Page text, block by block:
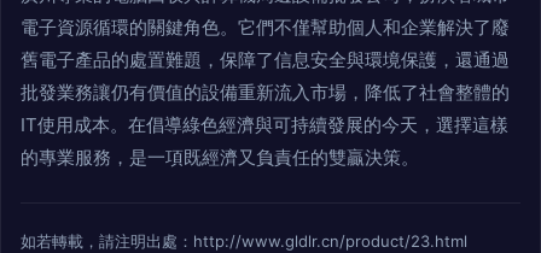
電子資源循環的關鍵角色。它們不僅幫助個人和企業解決了廢
舊電子產品的處置難題，保障了信息安全與環境保護，還通過
批發業務讓仍有價值的設備重新流入市場，降低了社會整體的
IT使用成本。在倡導綠色經濟與可持續發展的今天，選擇這樣
的專業服務，是一項既經濟又負責任的雙贏決策。
如若轉載，請注明出處：http://www.gldlr.cn/product/23.html